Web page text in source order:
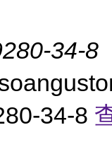
34-8
34-8